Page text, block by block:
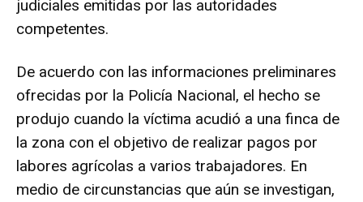
judiciales emitidas por las autoridades
competentes.
De acuerdo con las informaciones preliminares
ofrecidas por la Policía Nacional, el hecho se
produjo cuando la víctima acudió a una finca de
la zona con el objetivo de realizar pagos por
labores agrícolas a varios trabajadores. En
medio de circunstancias que aún se investigan,